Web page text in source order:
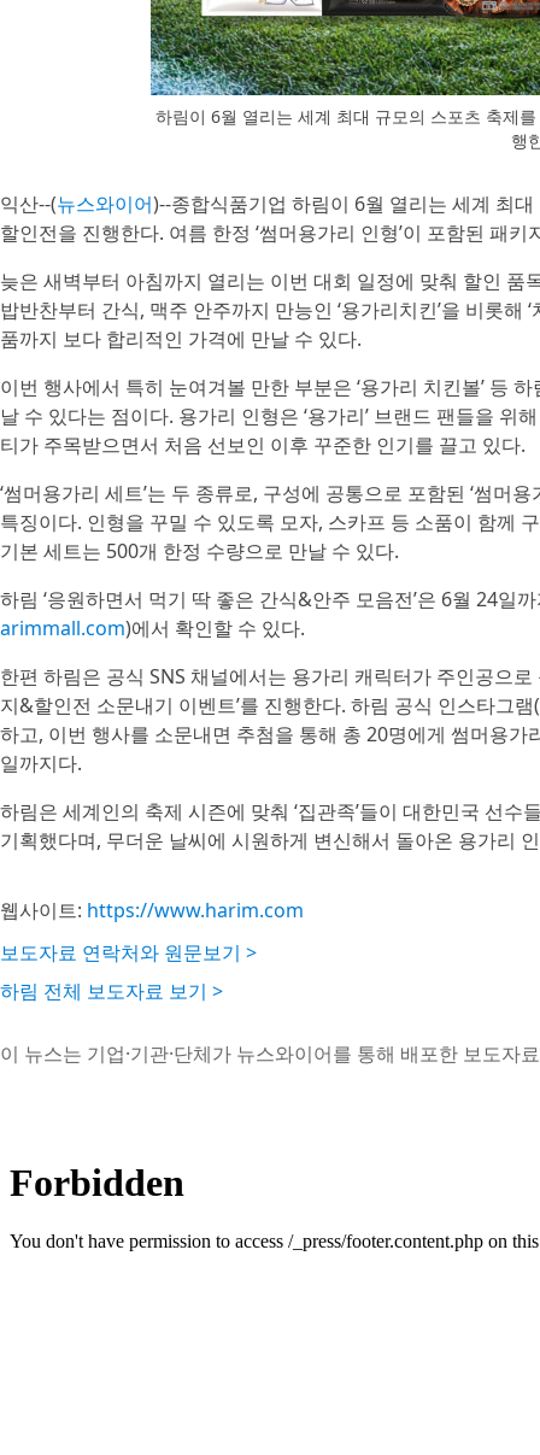
하림이 6월 열리는 세계 최대 규모의 스포츠 축제
행
익산--(뉴스와이어)--종합식품기업 하림이 6월 열리는 세계 최
할인전을 진행한다. 여름 한정 ‘썸머용가리 인형’이 포함된 패
늦은 새벽부터 아침까지 열리는 이번 대회 일정에 맞춰 할인
밥반찬부터 간식, 맥주 안주까지 만능인 ‘용가리치킨’을 비롯해 ‘
품까지 보다 합리적인 가격에 만날 수 있다.
이번 행사에서 특히 눈여겨볼 만한 부분은 ‘용가리 치킨볼’ 등
날 수 있다는 점이다. 용가리 인형은 ‘용가리’ 브랜드 팬들을 위
티가 주목받으면서 처음 선보인 이후 꾸준한 인기를 끌고 있다.
‘썸머용가리 세트’는 두 종류로, 구성에 공통으로 포함된 ‘썸머
특징이다. 인형을 꾸밀 수 있도록 모자, 스카프 등 소품이 함께
기본 세트는 500개 한정 수량으로 만날 수 있다.
하림 ‘응원하면서 먹기 딱 좋은 간식&안주 모음전’은 6월 24일
arimmall.com)에서 확인할 수 있다.
한편 하림은 공식 SNS 채널에서는 용가리 캐릭터가 주인공으
지&할인전 소문내기 이벤트’를 진행한다. 하림 공식 인스타그
하고, 이번 행사를 소문내면 추첨을 통해 총 20명에게 썸머용
일까지다.
하림은 세계인의 축제 시즌에 맞춰 ‘집관족’들이 대한민국 선
기획했다며, 무더운 날씨에 시원하게 변신해서 돌아온 용가리
웹사이트: https://www.harim.com
보도자료 연락처와 원문보기 >
하림 전체 보도자료 보기 >
이 뉴스는 기업·기관·단체가 뉴스와이어를 통해 배포한 보도자